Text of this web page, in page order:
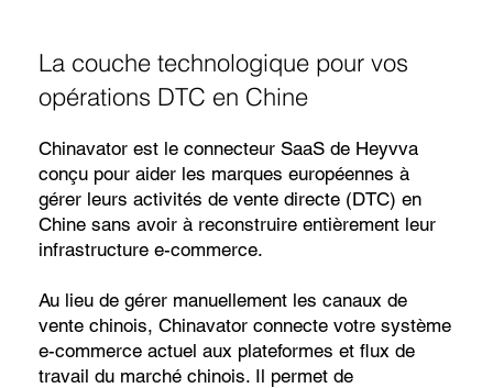
La couche technologique pour vos
opérations DTC en Chine
Chinavator est le connecteur SaaS de Heyvva
conçu pour aider les marques européennes à
gérer leurs activités de vente directe (DTC) en
Chine sans avoir à reconstruire entièrement leur
infrastructure e-commerce.
Au lieu de gérer manuellement les canaux de
vente chinois, Chinavator connecte votre système
e-commerce actuel aux plateformes et flux de
travail du marché chinois. Il permet de